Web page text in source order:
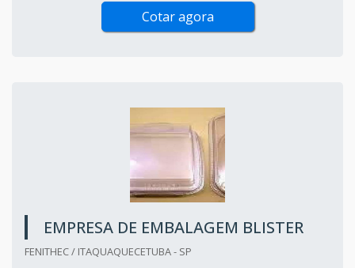
Cotar agora
EMPRESA DE EMBALAGEM BLISTER
FENITHEC / ITAQUAQUECETUBA - SP